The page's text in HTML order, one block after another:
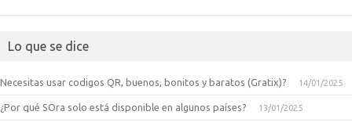
Lo que se dice
Necesitas usar codigos QR, buenos, bonitos y baratos (Gratix)? 14/01/2025
¿Por qué SOra solo está disponible en algunos países? 13/01/2025